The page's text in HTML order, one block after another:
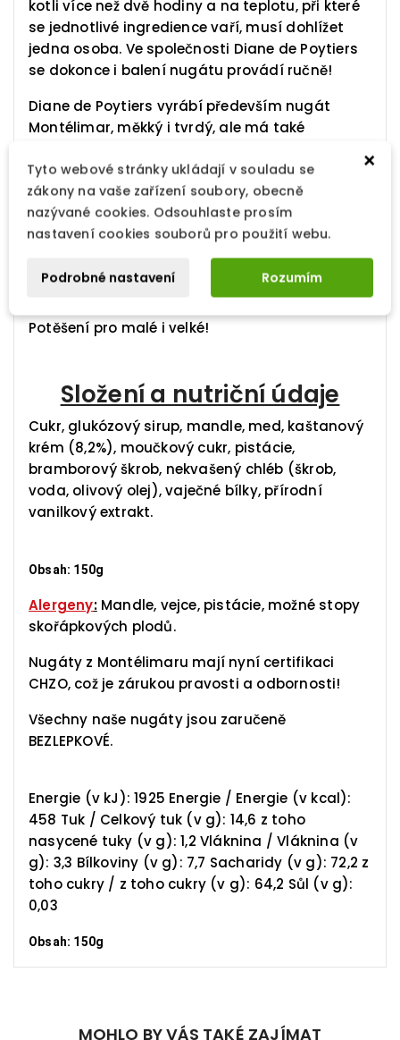
kotli více než dvě hodiny a na teplotu, při které
se jednotlivé ingredience vaří, musí dohlížet
jedna osoba. Ve společnosti Diane de Poytiers
se dokonce i balení nugátu provádí ručně!
Diane de Poytiers vyrábí především nugát
Montélimar, měkký i tvrdý, ale má také
medový nugát, bio nugát, karamelový nugát
se solí Guérande, nugát s levandulovými květy
nebo fíkový nugát. Nugátové pomazánky
Montélimar z pražených mandlí a našeho
Samozřejmě bez palmového oleje.
Potěšení pro malé i velké!
Složení a nutriční údaje
Cukr, glukózový sirup, mandle, med, kaštanový
krém (8,2%), moučkový cukr, pistácie,
bramborový škrob, nekvašený chléb (škrob,
voda, olivový olej), vaječné bílky, přírodní
vanilkový extrakt.
Obsah: 150g
Alergeny:Mandle, vejce, pistácie, možné stopy
skořápkových plodů.
Nugáty z Montélimaru mají nyní certifikaci
CHZO, což je zárukou pravosti a odbornosti!
Všechny naše nugáty jsou zaručeně
BEZLEPKOVÉ.
Energie (v kJ): 1925 Energie / Energie (v kcal):
458 Tuk / Celkový tuk (v g): 14,6 z toho
nasycené tuky (v g): 1,2 Vláknina / Vláknina (v
g): 3,3 Bílkoviny (v g): 7,7 Sacharidy (v g): 72,2 z
toho cukry / z toho cukry (v g): 64,2 Sůl (v g):
0,03
Obsah: 150g
MOHLO BY VÁS TAKÉ ZAJÍMAT
×
Tyto webové stránky ukládají v souladu se
zákony na vaše zařízení soubory, obecně
nazývané cookies. Odsouhlaste prosím
nastavení cookies souborů pro použití webu.
Podrobné nastavení Rozumím